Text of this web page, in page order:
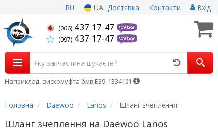
RU UA Доставка Контакти Вхід
(066) 437-17-47
(097) 437-17-47
Наприклад: вискомуфта бмв Е39, 1334101
Головна Daewoo Lanos Шланг зчеплення
Шланг зчеплення на Daewoo Lanos